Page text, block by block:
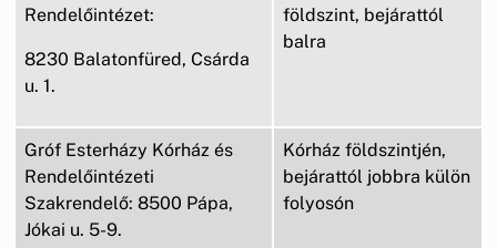
Rendelőintézet:
8230 Balatonfüred, Csárda
u. 1.
földszint, bejárattól
balra
Gróf Esterházy Kórház és
Rendelőintézeti
Szakrendelő: 8500 Pápa,
Jókai u. 5-9.
Kórház földszintjén,
bejárattól jobbra külön
folyosón